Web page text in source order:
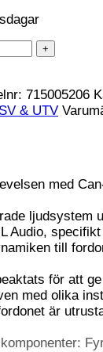
715005206
& UTV
med
ljudsystem
Audio,
till
för att
med olika
är